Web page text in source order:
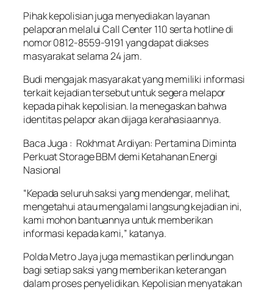
Pihak kepolisian juga menyediakan layanan
pelaporan melalui Call Center 110 serta hotline di
nomor 0812-8559-9191 yang dapat diakses
masyarakat selama 24 jam.
Budi mengajak masyarakat yang memiliki informasi
terkait kejadian tersebut untuk segera melapor
kepada pihak kepolisian. Ia menegaskan bahwa
identitas pelapor akan dijaga kerahasiaannya.
Baca Juga : Rokhmat Ardiyan: Pertamina Diminta
Perkuat Storage BBM demi Ketahanan Energi
Nasional
“Kepada seluruh saksi yang mendengar, melihat,
mengetahui atau mengalami langsung kejadian ini,
kami mohon bantuannya untuk memberikan
informasi kepada kami,” katanya.
Polda Metro Jaya juga memastikan perlindungan
bagi setiap saksi yang memberikan keterangan
dalam proses penyelidikan. Kepolisian menyatakan